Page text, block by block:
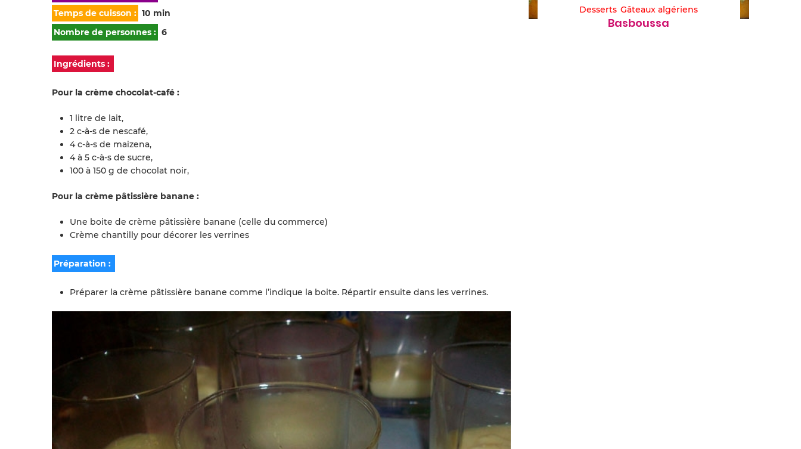
Temps de cuisson : 10 min
Nombre de personnes : 6
Ingrédients :
Pour la crème chocolat-café :
1 litre de lait,
2 c-à-s de nescafé,
4 c-à-s de maizena,
4 à 5 c-à-s de sucre,
100 à 150 g de chocolat noir,
Pour la crème pâtissière banane :
Une boite de crème pâtissière banane (celle du commerce)
Crème chantilly pour décorer les verrines
Préparation :
Préparer la crème pâtissière banane comme l’indique la boite. Répartir ensuite dans les verrines.
Desserts Gâteaux algériens
Basboussa